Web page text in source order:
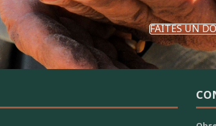
FAITES UN